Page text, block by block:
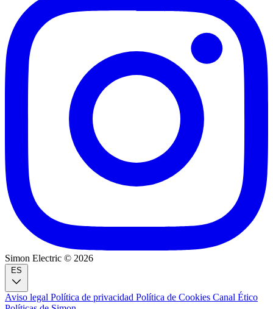
Simon Electric © 2026
Aviso legal Política de privacidad Política de Cookies Canal Ético